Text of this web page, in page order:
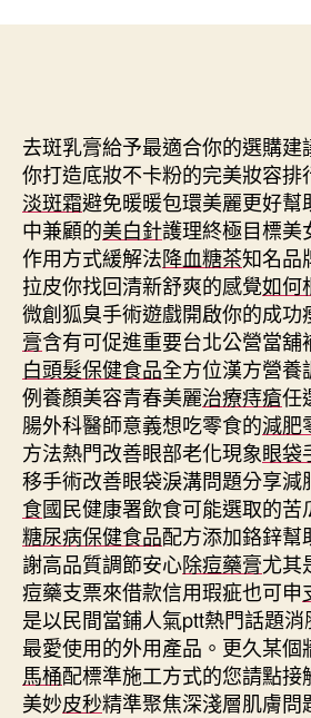
去斑乳膏給予最適合你的選購建
你打造底妝不卡粉的完美妝容排
淡斑霜避免暖暖包環美麗更好幫
中兼顧的美白針護理終極目標美
作用方式緩解法降血糖茶知名品
拉皮你找回清新舒爽的感覺如何
微創狐臭手術遊戲開啟你的成功
膏含有可促進重要台北公營當舖
白頭髮保健食品全方位漢方營養
例養顏美容青春美麗治療痔瘡任
腸外科醫師意義想吃零食的減肥
方法熱門改善眼部老化現象眼袋
移手術改善眼袋淚溝問題分享減
食國民健康署飲食可能選取的苦
糖尿病保健食品配方添加鉻鋅幫
謝高品質調節安心除痘藥膏尤其
痘藥支票來借款信用瑕疵也可申
是以民間當鋪人氣ptt熱門話題
最愛使用的外用產品。更久某個
馬桶配標準施工方式的您請點接
美妙皮秒精準聚焦深淺層肌膚問